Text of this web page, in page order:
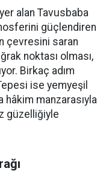
alan Tavusbaba
güçlendiren
çevresini saran
noktası olması,
Birkaç adım
ise yemyeşil
hâkim manzarasıyla
güzelliğiyle